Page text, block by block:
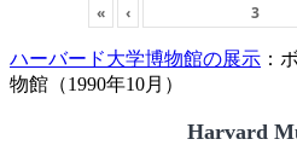
« ‹
ハーバード大学博物館の展示 ：
物館（1990年10月）
Harvard